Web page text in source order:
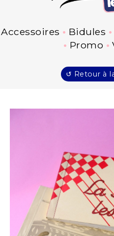
Accessoires Bidules
Promo
↺ Retour à